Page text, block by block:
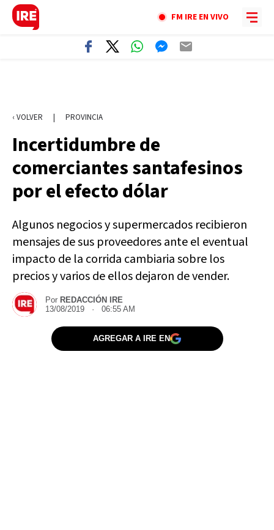
FM IRE EN VIVO
‹ VOLVER | PROVINCIA
Incertidumbre de
comerciantes santafesinos
por el efecto dólar
Algunos negocios y supermercados recibieron
mensajes de sus proveedores ante el eventual
impacto de la corrida cambiaria sobre los
precios y varios de ellos dejaron de vender.
Por REDACCIÓN IRE
13/08/2019 · 06:55 AM
AGREGAR A IRE EN